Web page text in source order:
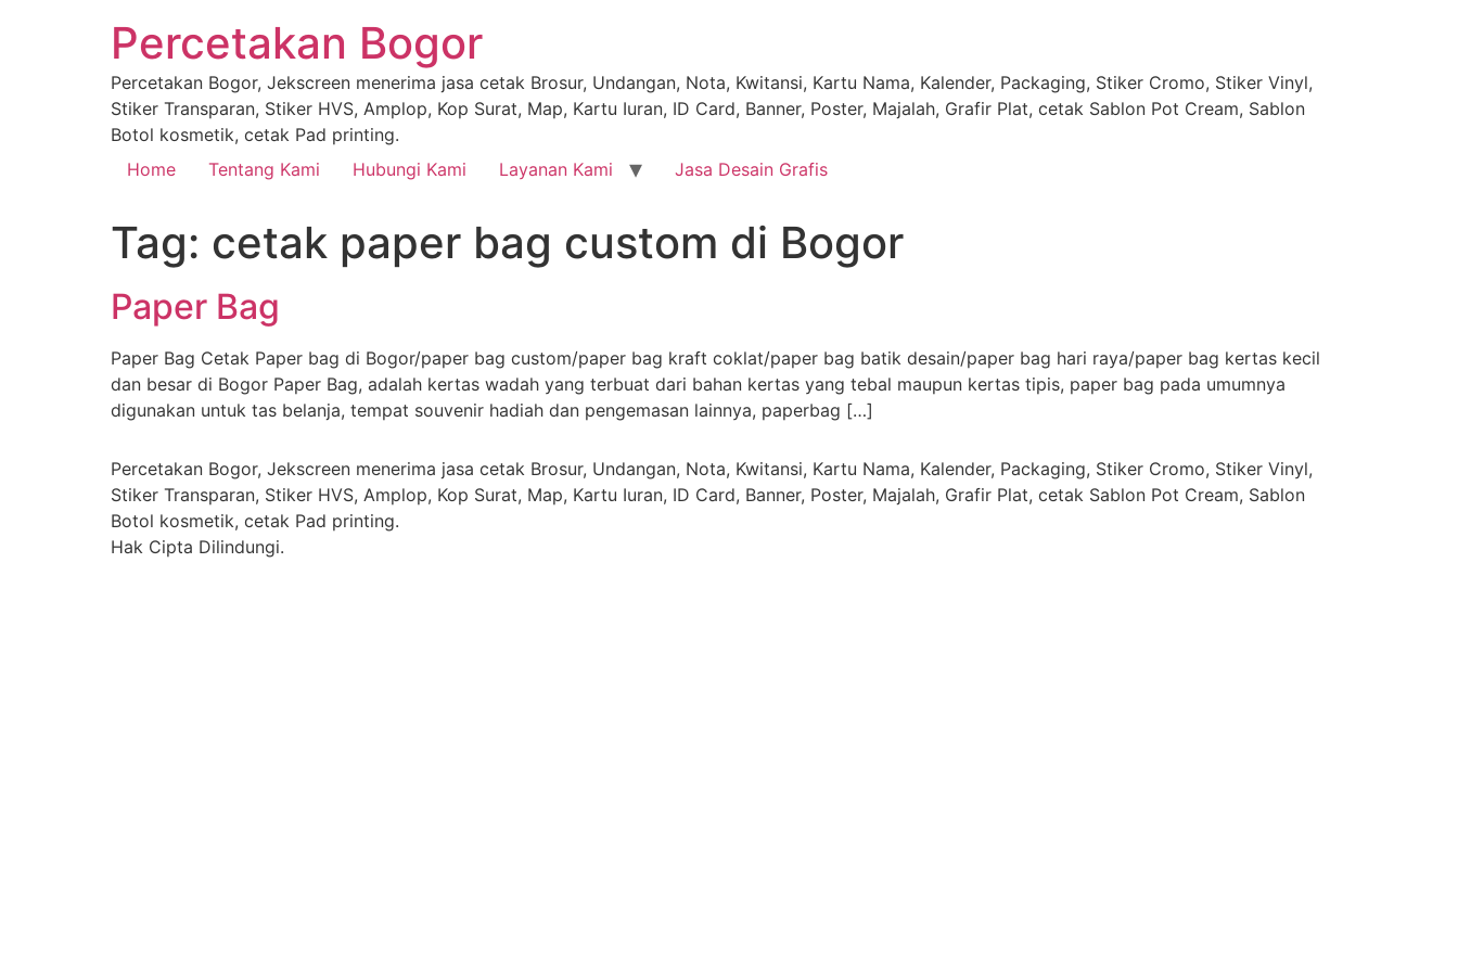
Percetakan Bogor
Percetakan Bogor, Jekscreen menerima jasa cetak Brosur, Undangan, Nota, Kwitansi, Kartu Nama, Kalender, Packaging, Stiker Cromo, Stiker Vinyl,
Stiker Transparan, Stiker HVS, Amplop, Kop Surat, Map, Kartu Iuran, ID Card, Banner, Poster, Majalah, Grafir Plat, cetak Sablon Pot Cream, Sablon
Botol kosmetik, cetak Pad printing.
Home
Tentang Kami Hubungi Kami Layanan Kami Jasa Desain Grafis
Tag: cetak paper bag custom di Bogor
Paper Bag
Paper Bag Cetak Paper bag di Bogor/paper bag custom/paper bag kraft coklat/paper bag batik desain/paper bag hari raya/paper bag kertas kecil
dan besar di Bogor Paper Bag, adalah kertas wadah yang terbuat dari bahan kertas yang tebal maupun kertas tipis, paper bag pada umumnya
digunakan untuk tas belanja, tempat souvenir hadiah dan pengemasan lainnya, paperbag […]
Percetakan Bogor, Jekscreen menerima jasa cetak Brosur, Undangan, Nota, Kwitansi, Kartu Nama, Kalender, Packaging, Stiker Cromo, Stiker Vinyl,
Stiker Transparan, Stiker HVS, Amplop, Kop Surat, Map, Kartu Iuran, ID Card, Banner, Poster, Majalah, Grafir Plat, cetak Sablon Pot Cream, Sablon
Botol kosmetik, cetak Pad printing.
Hak Cipta Dilindungi.